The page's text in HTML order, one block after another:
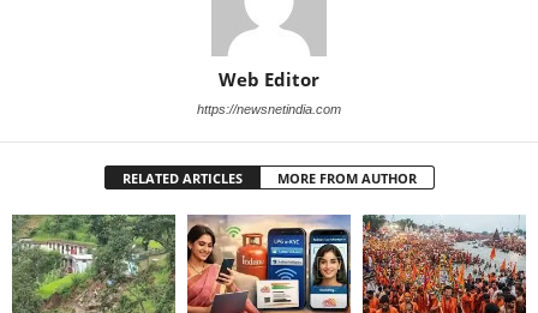
Web Editor
https://newsnetindia.com
RELATED ARTICLES MORE FROM AUTHOR